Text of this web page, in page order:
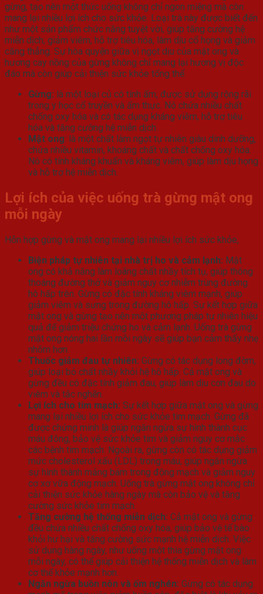
gừng, tạo nên một thức uống không chỉ ngon miệng mà còn
mang lại nhiều lợi ích cho sức khỏe. Loại trà này được biết đến
như một sản phẩm chức năng tuyệt vời, giúp tăng cường hệ
miễn dịch, giảm viêm, hỗ trợ tiêu hóa, làm dịu cổ họng và giảm
căng thẳng. Sự hòa quyện giữa vị ngọt dịu của mật ong và
hương cay nồng của gừng không chỉ mang lại hương vị độc
đáo mà còn giúp cải thiện sức khỏe tổng thể.
Gừng: là một loại củ có tính ấm, được sử dụng rộng rãi
trong y học cổ truyền và ẩm thực. Nó chứa nhiều chất
chống oxy hóa và có tác dụng kháng viêm, hỗ trợ tiêu
hóa và tăng cường hệ miễn dịch.
Mật ong: là một chất làm ngọt tự nhiên giàu dinh dưỡng,
chứa nhiều vitamin, khoáng chất và chất chống oxy hóa.
Nó có tính kháng khuẩn và kháng viêm, giúp làm dịu họng
và hỗ trợ hệ miễn dịch.
Lợi ích của việc uống trà gừng mật ong
mỗi ngày
Hỗn hợp gừng và mật ong mang lại nhiều lợi ích sức khỏe,
Biện pháp tự nhiên tại nhà trị ho và cảm lạnh: Mật
ong có khả năng làm loãng chất nhầy tích tụ, giúp thông
thoáng đường thở và giảm nguy cơ nhiễm trùng đường
hô hấp trên. Gừng có đặc tính kháng viêm mạnh, giúp
giảm viêm và sưng trong đường hô hấp. Sự kết hợp giữa
mật ong và gừng tạo nên một phương pháp tự nhiên hiệu
quả để giảm triệu chứng ho và cảm lạnh. Uống trà gừng
mật ong nóng hai lần mỗi ngày sẽ giúp bạn cảm thấy nhẹ
nhõm hơn.
Thuốc giảm đau tự nhiên: Gừng có tác dụng long đờm,
giúp loại bỏ chất nhầy khỏi hệ hô hấp. Cả mật ong và
gừng đều có đặc tính giảm đau, giúp làm dịu cơn đau do
viêm và tắc nghẽn.
Lợi ích cho tim mạch: Sự kết hợp giữa mật ong và gừng
mang lại nhiều lợi ích cho sức khỏe tim mạch. Gừng đã
được chứng minh là giúp ngăn ngừa sự hình thành cục
máu đông, bảo vệ sức khỏe tim và giảm nguy cơ mắc
các bệnh tim mạch. Ngoài ra, gừng còn có tác dụng giảm
mức cholesterol xấu (LDL) trong máu, giúp ngăn ngừa
sự hình thành mảng bám trong động mạch và giảm nguy
cơ xơ vữa động mạch. Uống trà gừng mật ong không chỉ
cải thiện sức khỏe hàng ngày mà còn bảo vệ và tăng
cường sức khỏe tim mạch.
Tăng cường hệ thống miễn dịch: Cả mật ong và gừng
đều chứa nhiều chất chống oxy hóa, giúp bảo vệ tế bào
khỏi hư hại và tăng cường sức mạnh hệ miễn dịch. Việc
sử dụng hàng ngày, như uống một thìa gừng mật ong
mỗi ngày, có thể giúp cải thiện hệ thống miễn dịch và làm
cơ thể khỏe mạnh hơn.
Ngăn ngừa buồn nôn và ốm nghén: Gừng có tác dụng